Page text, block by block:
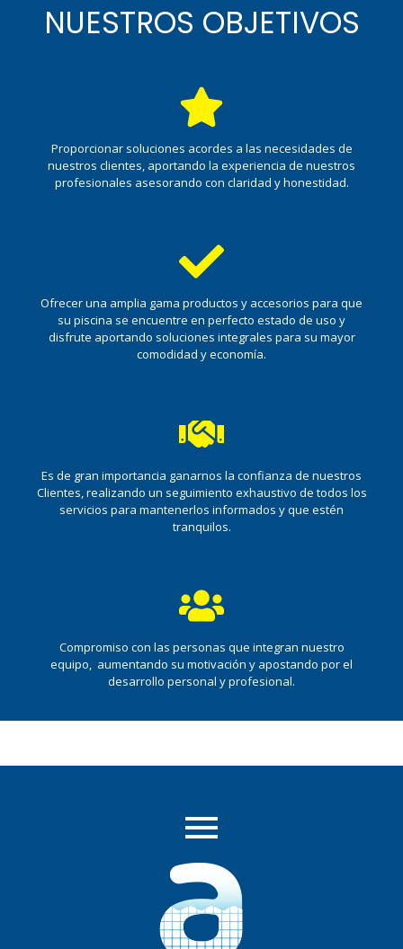
NUESTROS OBJETIVOS
Proporcionar soluciones acordes a las necesidades de
nuestros clientes, aportando la experiencia de nuestros
profesionales asesorando con claridad y honestidad.
Ofrecer una amplia gama productos y accesorios para que
su piscina se encuentre en perfecto estado de uso y
disfrute aportando soluciones integrales para su mayor
comodidad y economía.
Es de gran importancia ganarnos la confianza de nuestros
Clientes, realizando un seguimiento exhaustivo de todos los
servicios para mantenerlos informados y que estén
tranquilos.
Compromiso con las personas que integran nuestro
equipo, aumentando su motivación y apostando por el
desarrollo personal y profesional.